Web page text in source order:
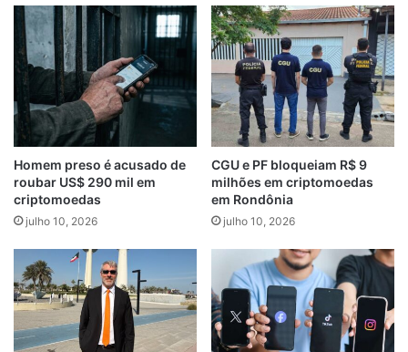
Homem preso é acusado de
roubar US$ 290 mil em
criptomoedas
julho 10, 2026
CGU e PF bloqueiam R$ 9
milhões em criptomoedas
em Rondônia
julho 10, 2026